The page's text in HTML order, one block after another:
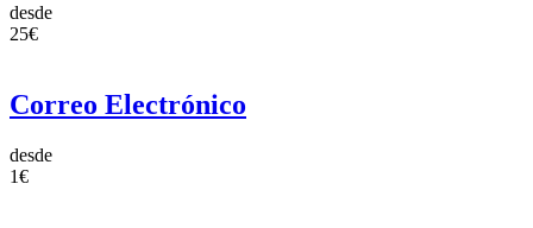
desde
25€
Correo Electrónico
desde
1€